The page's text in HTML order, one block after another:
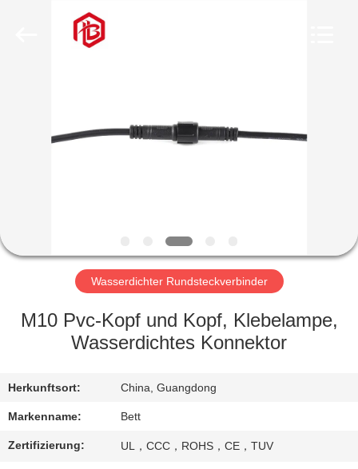
PRODUKTE
FABRIK-
AUSFLUG
QUALITÄTSKONTROLLE
SITEMAP
PRIVACY
Wasserdichter Rundsteckverbinder
M10 Pvc-Kopf und Kopf, Klebelampe,
Wasserdichtes Konnektor
Herkunftsort: China, Guangdong
Markenname: Bett
Zertifizierung: UL，CCC，ROHS，CE，TUV